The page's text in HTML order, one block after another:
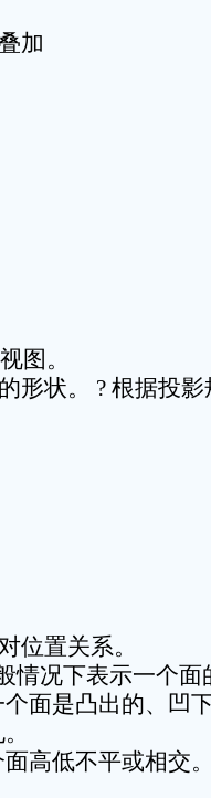
加
图。
形状。 ? 根据投影
位置关系。
情况下表示一个面
面是凸出的、凹
高低不平或相交